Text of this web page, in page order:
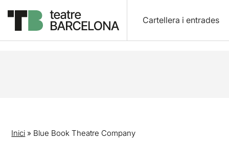
Cartellera i entrades
Inici » Blue Book Theatre Company